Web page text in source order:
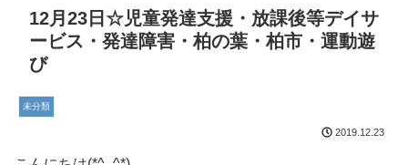
12月23日☆児童発達支援・放課後等デイサ
ービス・発達障害・柏の葉・柏市・運動遊
び
未分類
2019.12.23